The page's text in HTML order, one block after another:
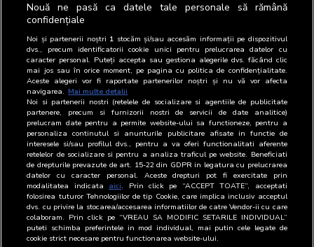
Reprezentanți
BRAT
Nicoleta
Gruia
Director
Vanzari
075-
705.36.72
DI
Nicoleta
Gruia
Vanzari
705.36.72
DPD
Nicoleta
Gruia
Director
Vanzari
-
Departament
Șef
departament
Functie Email Telefon
Publicitate
Online
Nicoleta
Gruia
Director
vanzari
075-
Nouă ne pasă ca datele tale personale să rămână
confidențiale
Noi și partenerii noștri 1 stocăm și/sau accesăm informații pe dispozitivul
dvs., precum identificatorii cookie unici pentru prelucrarea datelor cu
caracter personal. Puteți accepta sau gestiona alegerile dvs. făcând clic
mai jos sau în orice moment, pe pagina cu politica de confidențialitate.
Aceste alegeri vor fi raportate partenerilor noștri și nu vă vor afecta
navigarea. Mai multe detalii
Noi si partenerii nostri (retelele de socializare si agentiile de publicitate
partenere, precum si furnizorii nostri de servicii de date analitice)
prelucram date pentru a permite website-ului sa functioneze, pentru a
personaliza continutul si anunturile publicitare afisate in functie de
interesele si/sau profilul dvs., pentru a va oferi functionalitati aferente
retelelor de socializare si pentru a analiza traficul pe website. Beneficiati
de drepturile prevazute de art. 15-22 din GDPR in legatura cu prelucrarea
datelor cu caracter personal. Aceste drepturi pot fi exercitate prin
modalitatea indicata aici. Prin click pe “ACCEPT TOATE”, acceptati
folosirea tuturor Tehnologiilor de tip Cookie, care implica inclusiv acceptul
dvs. cu privire la stocarea/accesarea informatiilor de catre Vendor-ii cu care
colaboram. Prin click pe “VREAU SA MODIFIC SETARILE INDIVIDUAL”
puteti schimba preferintele in mod individual, mai putin cele legate de
cookie strict necesare pentru functionarea website-ului.